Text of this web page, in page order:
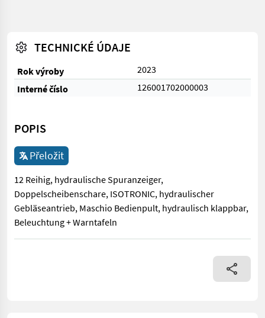
TECHNICKÉ ÚDAJE
Rok výroby
2023
Interné číslo
126001702000003
POPIS
Přeložit
12 Reihig, hydraulische Spuranzeiger,
Doppelscheibenschare, ISOTRONIC, hydraulischer
Gebläseantrieb, Maschio Bedienpult, hydraulisch klappbar,
Beleuchtung + Warntafeln
12 Reihig, hydraulische Spuranzeiger,